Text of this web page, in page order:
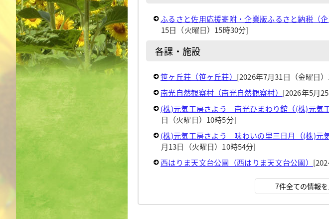
ふるさと佐用応援寄附・企業版ふるさと納税（
15日（火曜日）15時30分]
各課・施設
笹ヶ丘荘（笹ヶ丘荘） [2026年7月31日（金曜日
南光自然観察村（南光自然観察村） [2026年5月
(株)元気工房さよう 南光ひまわり館（(株)元気
日（火曜日）10時5分]
(株)元気工房さよう 味わいの里三日月（(株)元
月13日（火曜日）10時54分]
西はりま天文台公園（西はりま天文台公園）
7件全ての情報